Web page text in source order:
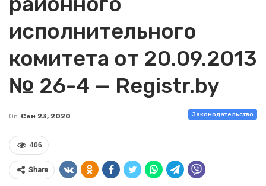
исполнительного
комитета от 20.09.2013
№ 26-4 — Registr.by
Законодательство
On Сен 23, 2020
406
Share